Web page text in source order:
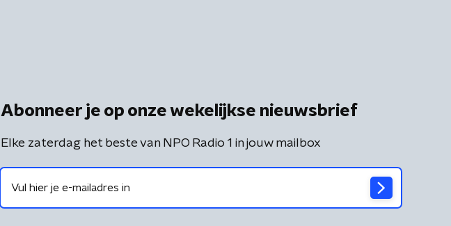
Abonneer je op onze wekelijkse nieuwsbrief
Elke zaterdag het beste van NPO Radio 1 in jouw mailbox